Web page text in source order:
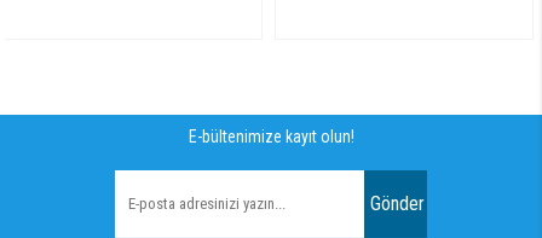
E-bültenimize kayıt olun!
Gönder